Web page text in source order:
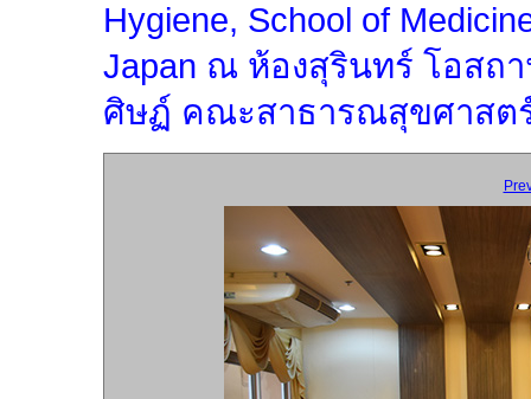
Hygiene, School of
Japan ณ ห้องสุรินทร์ โอสถ
ศิษฏ์ คณะสาธารณสุขศาสต